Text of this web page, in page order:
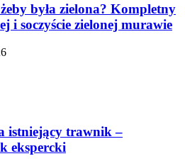
była zielona? Kompletny
i soczyście zielonej murawie
istniejący trawnik –
ekspercki